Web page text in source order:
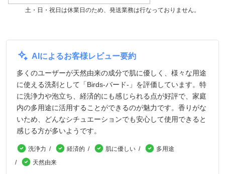
土・日・祝日は休業日のため、発送業務は行なっておりません。
AIによるお客様レビュー要約
多くのユーザーが天然由来の成分で肌に優しく、様々な用途
に使える洗剤として「Birds-バード-」を評価しています。特
に洗浄力や泡立ち、経済的にも感じられる点が好評で、家庭
内の多用途に活用することができるのが魅力です。香りがな
いため、どんなシチュエーションでも安心して使用できると
感じる方が多いようです。
洗浄力 経済的 肌に優しい
多用途
天然由来